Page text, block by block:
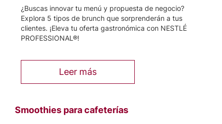
¿Buscas innovar tu menú y propuesta de negocio?
Explora 5 tipos de brunch que sorprenderán a tus
clientes. ¡Eleva tu oferta gastronómica con NESTLÉ
PROFESSIONAL®!
Leer más
Smoothies para cafeterías